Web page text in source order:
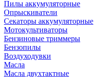
Пилы аккумуляторные
Опрыскиватели
Секаторы аккумуляторные
Мотокультиваторы
Бензиновые триммеры
Бензопилы
Воздуходувки
Масла
Масла двухтактные